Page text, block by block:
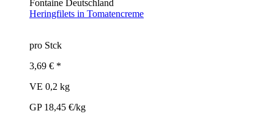
Fontaine Deutschland
Heringfilets in Tomatencreme
pro Stck
3,69 € *
VE 0,2 kg
GP 18,45 €/kg